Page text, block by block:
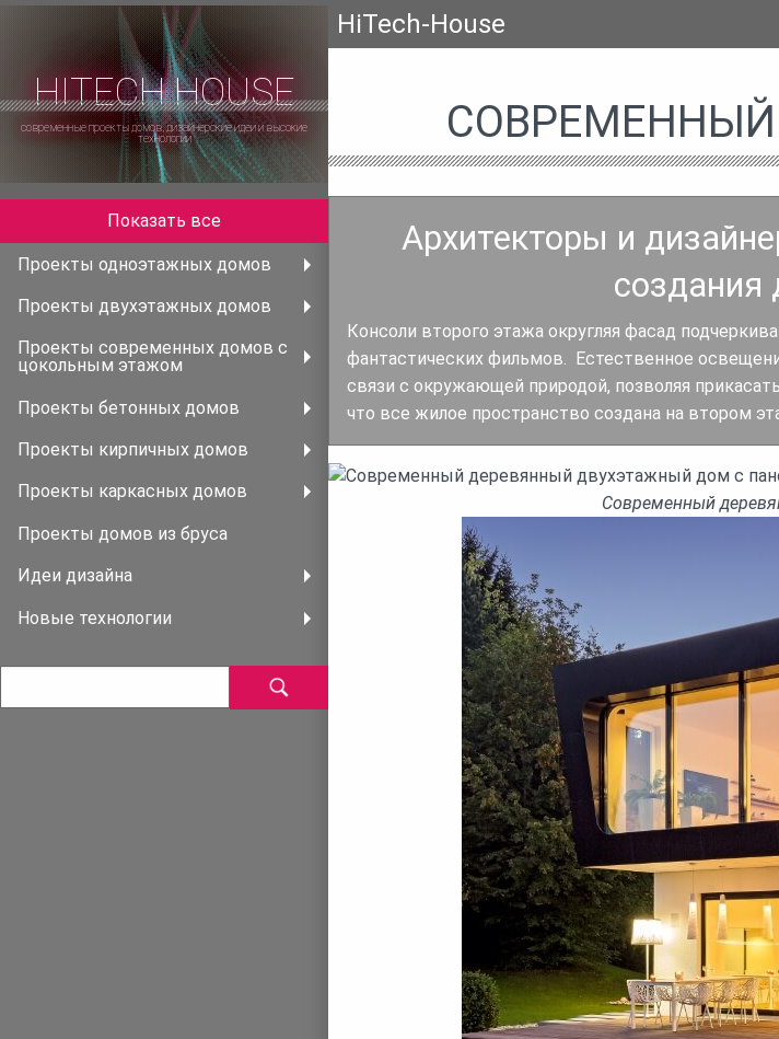
HITECH HOUSE
современные проекты домов, дизайнерские идеи и высокие
технологии
Показать все
Проекты одноэтажных домов
Проекты двухэтажных домов
Проекты современных домов с
цокольным этажом
Проекты бетонных домов
Проекты кирпичных домов
Проекты каркасных домов
Проекты домов из бруса
Идеи дизайна
Новые технологии
HiTech-House
Архитекторы и
создания
Консоли второго этажа округляя фасад
фантастических фильмов. Естественное
связи с окружающей природой, позволяя
что все жилое пространство создана на втором
Современный